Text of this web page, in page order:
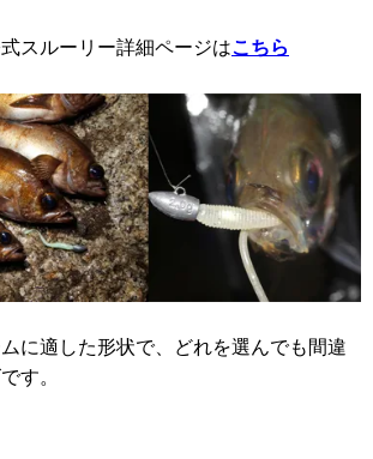
スルーリー詳細ページはこちら
に適した形状で、どれを選んでも間違
す。